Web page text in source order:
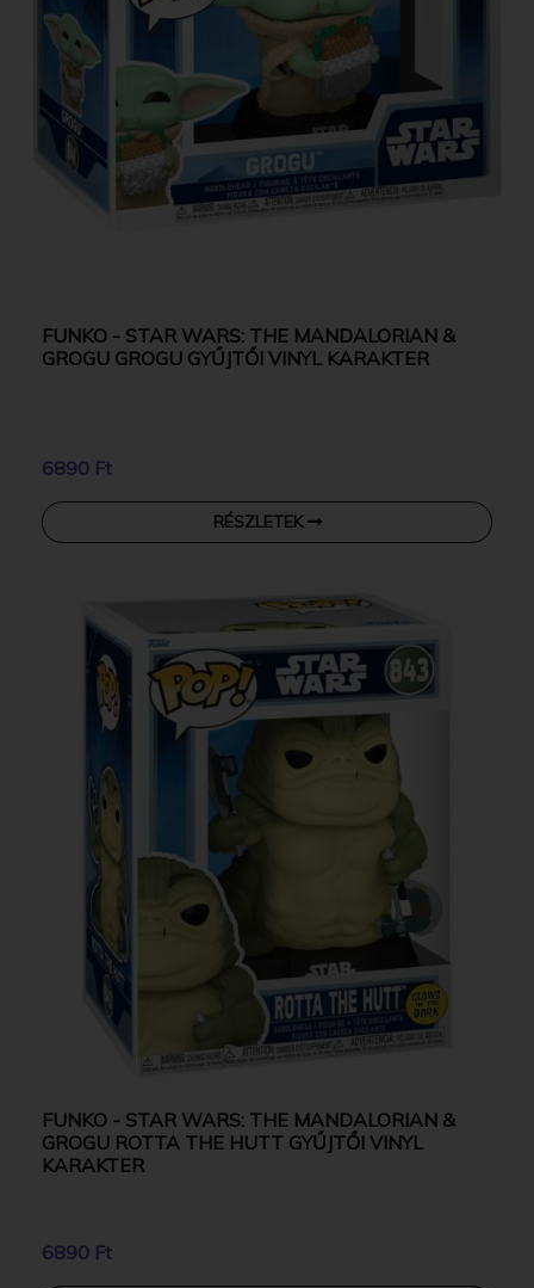
FUNKO - STAR WARS: THE MANDALORIAN &
GROGU GROGU GYŰJTŐI VINYL KARAKTER
6890 Ft
RÉSZLETEK
FUNKO - STAR WARS: THE MANDALORIAN &
GROGU ROTTA THE HUTT GYŰJTŐI VINYL
KARAKTER
6890 Ft